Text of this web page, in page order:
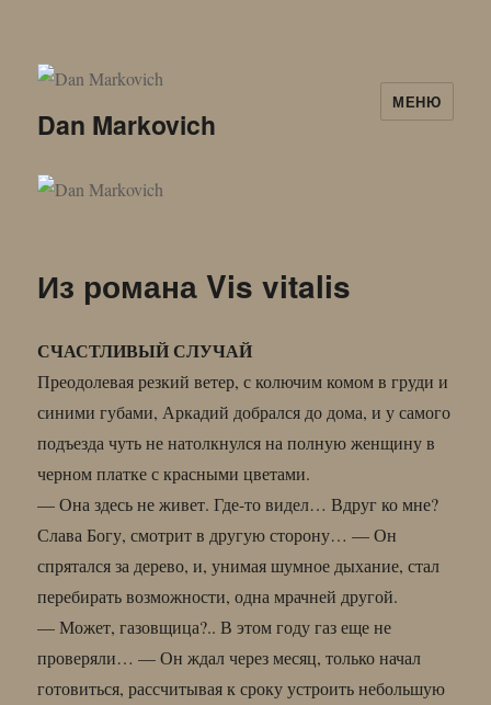
Dan Markovich
МЕНЮ
Из романа Vis vitalis
СЧАСТЛИВЫЙ СЛУЧАЙ
Преодолевая резкий ветер, с колючим комом в груди и
синими губами, Аркадий добрался до дома, и у самого
подъезда чуть не натолкнулся на полную женщину в
черном платке с красными цветами.
— Она здесь не живет. Где-то видел… Вдруг ко мне?
Слава Богу, смотрит в другую сторону… — Он
спрятался за дерево, и, унимая шумное дыхание, стал
перебирать возможности, одна мрачней другой.
— Может, газовщица?.. В этом году газ еще не
проверяли… — Он ждал через месяц, только начал
готовиться, рассчитывая к сроку устроить небольшую